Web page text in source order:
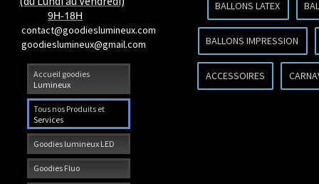
Accueil goodies
Lumineux
Tous nos Produits et
Services
Goodies lumineux LED
Goodies Fluo
9H-18H
contact@goodieslumineux.com
goodieslumineux@gmail.com
BALLONS LATEX
BALLONS IMPRESSION
ACCESSOIRES